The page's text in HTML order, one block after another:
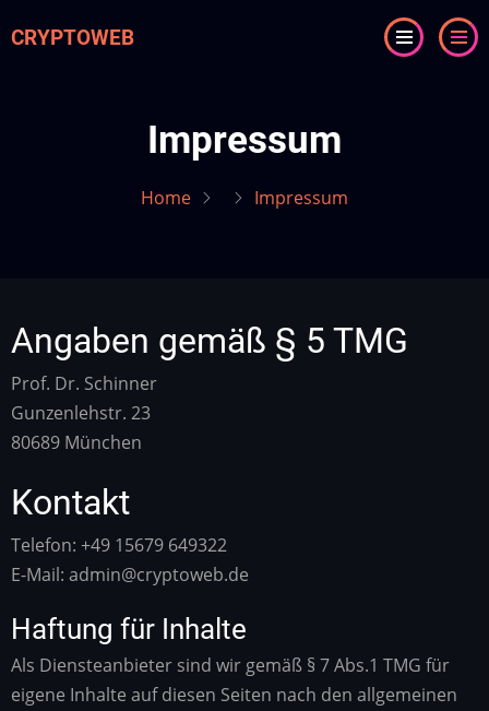
to
CRYPTOWEB
Impressum
Home Impressum
Angaben gemäß § 5 TMG
Prof. Dr. Schinner
Gunzenlehstr. 23
80689 München
Kontakt
Telefon: +49 15679 649322
E-Mail: admin@cryptoweb.de
Haftung für Inhalte
Als Diensteanbieter sind wir gemäß § 7 Abs.1 TMG für
eigene Inhalte auf diesen Seiten nach den allgemeinen